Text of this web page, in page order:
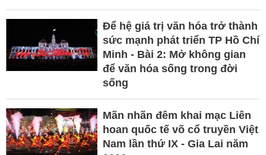
Để hệ giá trị văn hóa trở thành
sức mạnh phát triển TP Hồ Chí
Minh - Bài 2: Mở không gian
để văn hóa sống trong đời
sống
Mãn nhãn đêm khai mạc Liên
hoan quốc tế võ cổ truyền Việt
Nam lần thứ IX - Gia Lai năm